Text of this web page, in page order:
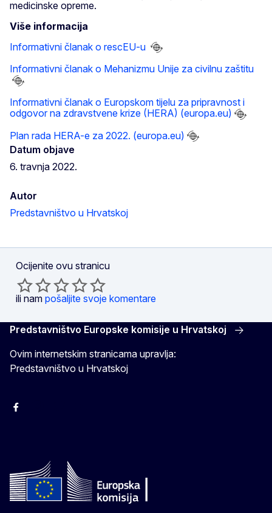
medicinske opreme.
Više informacija
Informativni članak o rescEU-u
Informativni članak o Mehanizmu Unije za civilnu zaštitu
Informativni članak o Europskom tijelu za pripravnost i
odgovor na zdravstvene krize (HERA) (europa.eu)
Plan rada HERA-e za 2022. (europa.eu)
Datum objave
6. travnja 2022.
Autor
Predstavništvo u Hrvatskoj
Ocijenite ovu stranicu
ili nam pošaljite svoje komentare
Predstavništvo Europske komisije u Hrvatskoj
Ovim internetskim stranicama upravlja:
Predstavništvo u Hrvatskoj
Facebook